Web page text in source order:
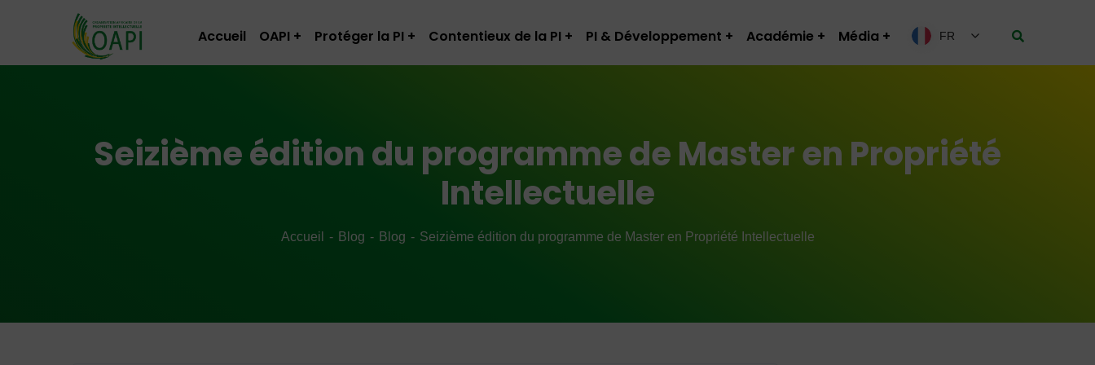
Accueil OAPI Protéger la PI Contentieux de la PI PI & Développement Académie Média FR
Seizième édition du programme de Master en Propriété
Intellectuelle
Accueil Blog Blog Seizième édition du programme de Master en Propriété Intellectuelle